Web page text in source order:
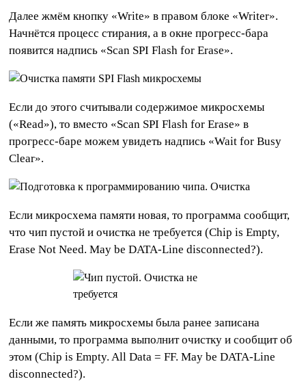
Далее жмём кнопку «Write» в правом блоке «Writer».
Начнётся процесс стирания, а в окне прогресс-бара
появится надпись «Scan SPI Flash for Erase».
Если до этого считывали содержимое микросхемы
(«Read»), то вместо «Scan SPI Flash for Erase» в
прогресс-баре можем увидеть надпись «Wait for Busy
Clear».
Если микросхема памяти новая, то программа сообщит,
что чип пустой и очистка не требуется (Chip is Empty,
Erase Not Need. May be DATA-Line disconnected?).
Если же память микросхемы была ранее записана
данными, то программа выполнит очистку и сообщит об
этом (Chip is Empty. All Data = FF. May be DATA-Line
disconnected?).